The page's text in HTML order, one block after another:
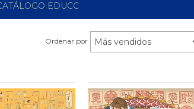
EDUCC
Ordenar por